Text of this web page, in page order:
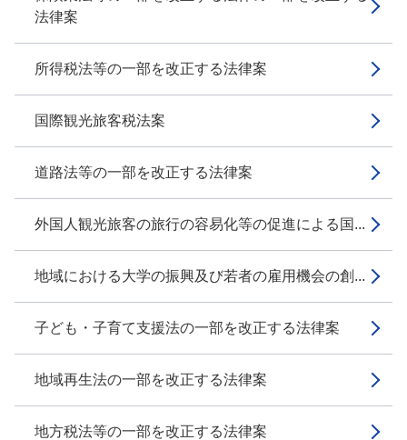
法律案
所得税法等の一部を改正する法律案
国際観光旅客税法案
道路法等の一部を改正する法律案
外国人観光旅客の旅行の容易化等の促進による国...
地域における大学の振興及び若者の雇用機会の創...
子ども・子育て支援法の一部を改正する法律案
地域再生法の一部を改正する法律案
地方税法等の一部を改正する法律案